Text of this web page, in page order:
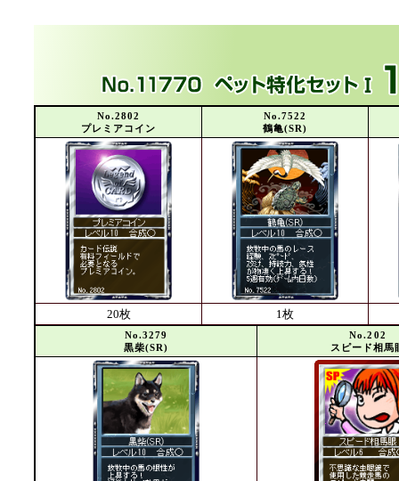
No.2802
プレミアコイン
No.7522
鶴亀(SR)
20枚 1枚
No.3279
黒柴(SR)
No.202
スピード相馬